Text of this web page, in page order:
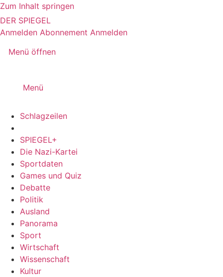
Zum Inhalt springen
DER SPIEGEL
Anmelden Abonnement Anmelden
Menü öffnen
Menü
Schlagzeilen
SPIEGEL+
Die Nazi-Kartei
Sportdaten
Games und Quiz
Debatte
Politik
Ausland
Panorama
Sport
Wirtschaft
Wissenschaft
Kultur